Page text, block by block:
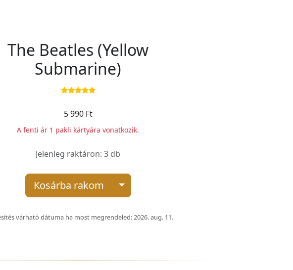
The Beatles (Yellow
Submarine)
5 990 Ft
A fenti ár 1 pakli kártyára vonatkozik.
Jelenleg raktáron: 3 db
Kosárba rakom
várható dátuma ha most megrendeled: 2026. aug. 11.